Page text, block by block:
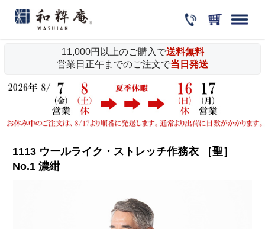
11,000円以上のご購入で送料無料
営業日正午までのご注文で当日発送
1113 ウールライク・ストレッチ作務衣 ［聖］
No.1 濃紺